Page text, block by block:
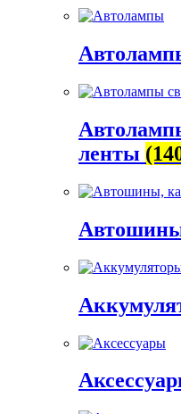
ленты